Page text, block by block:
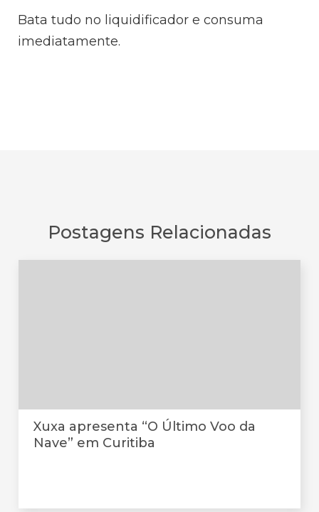
Bata tudo no liquidificador e consuma
imediatamente.
Postagens Relacionadas
Xuxa apresenta “O Último Voo da
Nave” em Curitiba